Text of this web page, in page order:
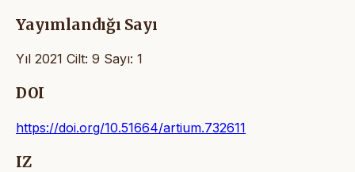
Yayımlandığı Sayı
Yıl 2021 Cilt: 9 Sayı: 1
DOI
https://doi.org/10.51664/artium.732611
IZ